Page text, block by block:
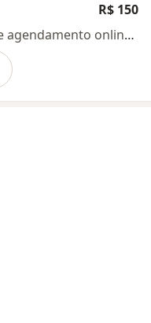
R$ 150
Esse especialista não oferece agendamento online para esse endereço.